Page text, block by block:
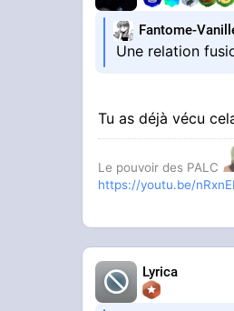
Fantome-
Une relation
Tu as déjà vécu
Le pouvoir des PALC
https://youtu.be/
Lyrica